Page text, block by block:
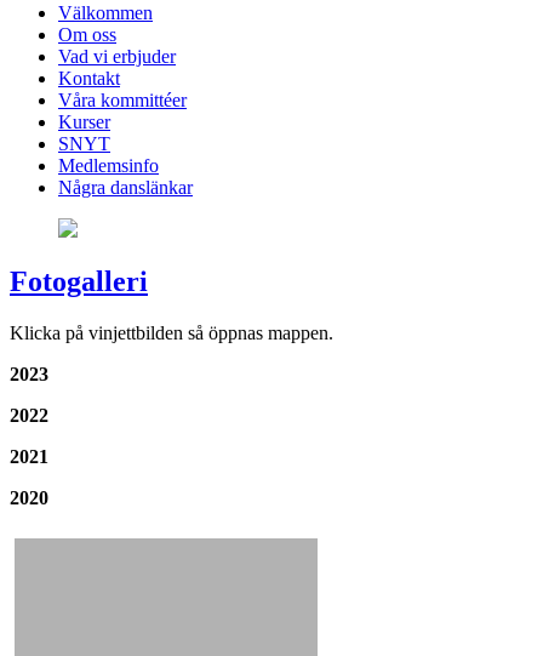
Välkommen
Om oss
Vad vi erbjuder
Kontakt
Våra kommittéer
Kurser
SNYT
Medlemsinfo
Några danslänkar
Fotogalleri
Klicka på vinjettbilden så öppnas mappen.
2023
2022
2021
2020